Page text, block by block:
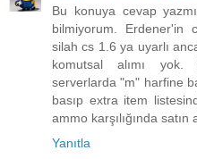
Bu konuya cevap
bilmiyorum. Erdener'in
silah cs 1.6 ya uyarlı
komutsal alımı
serverlarda "m" harfine
basıp extra item
ammo karşılığında satın
Yanıtla